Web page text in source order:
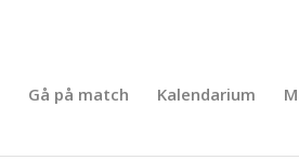
Gå på match Kalendarium